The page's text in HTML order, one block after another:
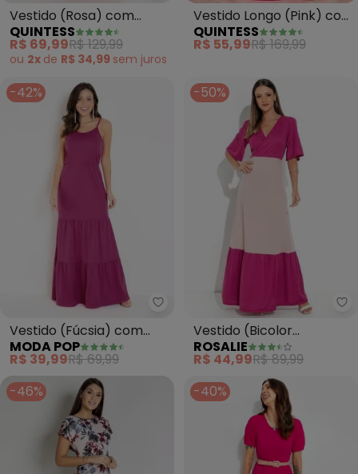
Vestido (Rosa) com
Fenda e Ombros
Vazados
QUINTESS
R$ 69,99R$ 129,99
ou 2x de R$ 34,99 sem juros
Vestido Longo (Pink) com
Recortes em Camadas
QUINTESS
R$ 55,99R$ 169,99
-42%
Moda Pop - Vestido (Fúcsia)
Vestido (Fúcsia) com
Recortes em Camadas
MODA POP
R$ 39,99R$ 69,99
-50%
Vestido (Bicolor
Pink)Transpassado
ROSALIE
R$ 44,99R$ 89,99
-46%
-40%